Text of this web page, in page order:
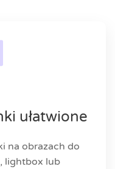
ułatwione
na obrazach do
lightbox lub